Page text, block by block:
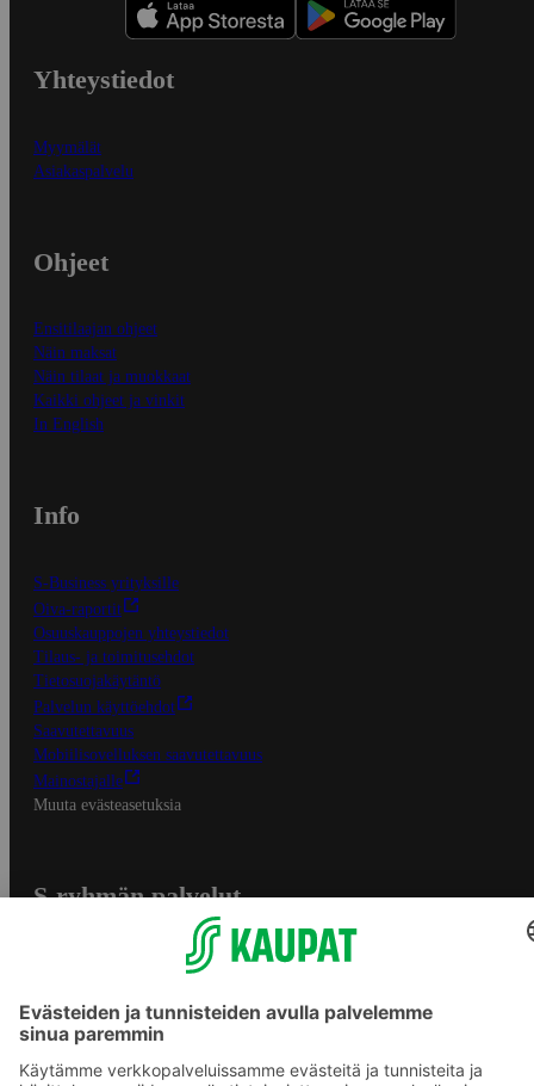
Yhteystiedot
Myymälät
Asiakaspalvelu
Ohjeet
Ensitilaajan ohjeet
Näin maksat
Näin tilaat ja muokkaat
Kaikki ohjeet ja vinkit
In English
Info
S-Business yrityksille
Oiva-raportit
Osuuskauppojen yhteystiedot
Tilaus- ja toimitusehdot
Tietosuojakäytäntö
Palvelun käyttöehdot
Saavutettavuus
Mobiilisovelluksen saavutettavuus
Mainostajalle
Muuta evästeasetuksia
S-ryhmän palvelut
Yhteishyvä Ruoka -sovellus
S-ostoslista -sovellus
Prisma.fi